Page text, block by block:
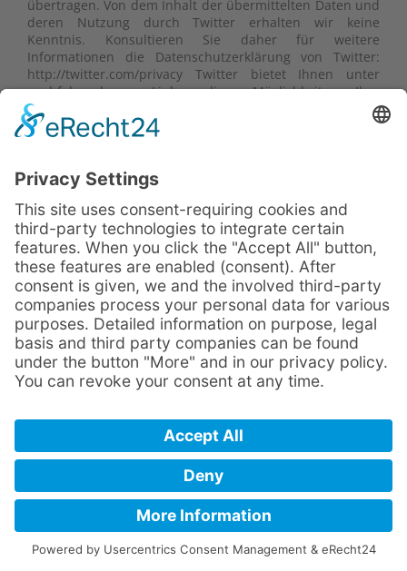
übertragen. Von dem Inhalt der übermittelten Daten und
deren Nutzung durch Twitter erhalten wir keine
Kenntnis. Konsultieren Sie daher für weitere
Informationen die Datenschutzerklärung von Twitter:
http://twitter.com/privacy Twitter bietet Ihnen unter
nachfolgendem Link die Möglichkeit, Ihre
Datenschutzeinstellungen selbst festzulegen:
http://twitter.com/account/settings.
des sozialen Netzwerkes Google Plus, welches von der
Google Inc., 1600 Amphitheatre Parkway, Mountain View,
CA 94043, United States betrieben wird („Google“). Die
Schaltfläche ist an dem Zeichen „G +1“ zu erkennen.
Wenn Sie bei Google Plus registriert sind, können Sie mit
der „G +1“ Schaltfläche Ihr Interesse an unserer Webseite
ausdrücken und Inhalte von unserer Webseite auf Google
Plus teilen. In dem Falle speichert Google sowohl die
Information, dass Sie für einen unserer Inhalte ein „G +1“
gegeben haben, als auch Informationen über die Seite,
die Sie dabei angesehen haben. Ihre „G +1“ können
mit Foto - soweit vorhanden) bei Google Plus in weiteren
Google-Diensten, wie der Google Suche oder Ihrem
Google-Profil, eingeblendet werden. Zweck und Umfang
der Datenerhebung und die weitere Verarbeitung und
Nutzung der Daten durch Google sowie Ihre
diesbezüglichen Rechte und Einstellungsmöglichkeiten
zum Schutz Ihrer Privatsphäre entnehmen Sie bitte
Googles Datenschutzhinweisen:
https://www.google.com/intl/de/policies/privacy/